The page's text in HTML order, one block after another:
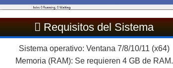
Requisitos del Sistema
Sistema operativo: Ventana 7/8/10/11 (x64)
Memoria (RAM): Se requieren 4 GB de RAM.